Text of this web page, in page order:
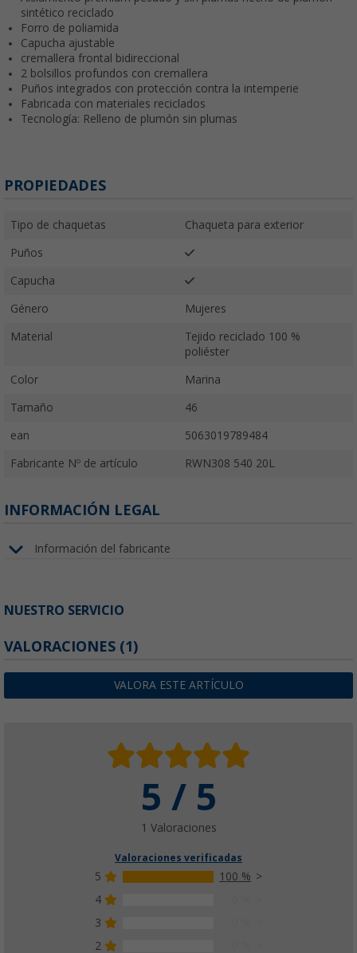
sintético reciclado
Forro de poliamida
Capucha ajustable
cremallera frontal bidireccional
2 bolsillos profundos con cremallera
Puños integrados con protección contra la intemperie
Fabricada con materiales reciclados
Tecnología: Relleno de plumón sin plumas
PROPIEDADES
Tipo de chaquetas Chaqueta para exterior
Puños
Capucha
Género Mujeres
Material
Tejido reciclado 100 %
poliéster
Color Marina
Tamaño 46
ean 5063019789484
Fabricante Nº de artículo RWN308 540 20L
INFORMACIÓN LEGAL
Información del fabricante
NUESTRO SERVICIO
VALORACIONES (1)
VALORA ESTE ARTÍCULO
5 / 5
1 Valoraciones
Valoraciones verificadas
5
100 %
4
3
2